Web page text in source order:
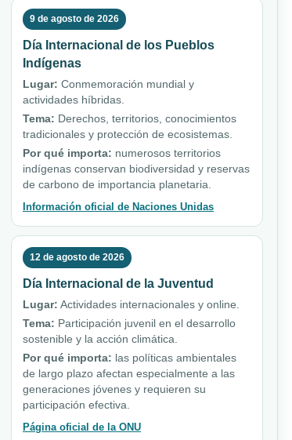
9 de agosto de 2026
Día Internacional de los Pueblos
Indígenas
Lugar: Conmemoración mundial y
actividades híbridas.
Tema: Derechos, territorios, conocimientos
tradicionales y protección de ecosistemas.
Por qué importa: numerosos territorios
indígenas conservan biodiversidad y reservas
de carbono de importancia planetaria.
Información oficial de Naciones Unidas
12 de agosto de 2026
Día Internacional de la Juventud
Lugar: Actividades internacionales y online.
Tema: Participación juvenil en el desarrollo
sostenible y la acción climática.
Por qué importa: las políticas ambientales
de largo plazo afectan especialmente a las
generaciones jóvenes y requieren su
participación efectiva.
Página oficial de la ONU